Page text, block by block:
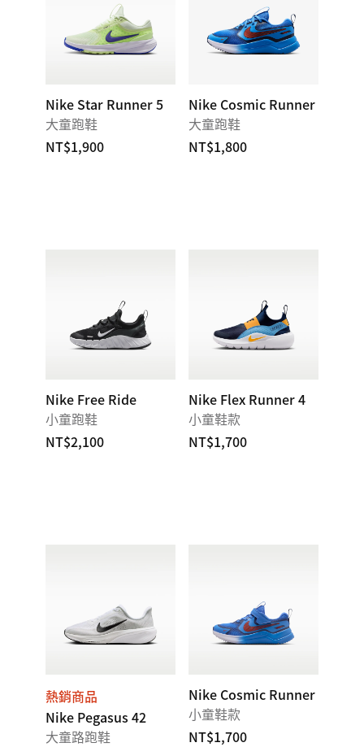
Nike Star Runner 5
大童跑鞋
NT$1,900
Nike Cosmic Runner
大童跑鞋
NT$1,800
Nike Free Ride
小童跑鞋
NT$2,100
Nike Flex Runner 4
小童鞋款
NT$1,700
熱銷商品
Nike Pegasus 42
大童路跑鞋
Nike Cosmic Runner
小童鞋款
NT$1,700